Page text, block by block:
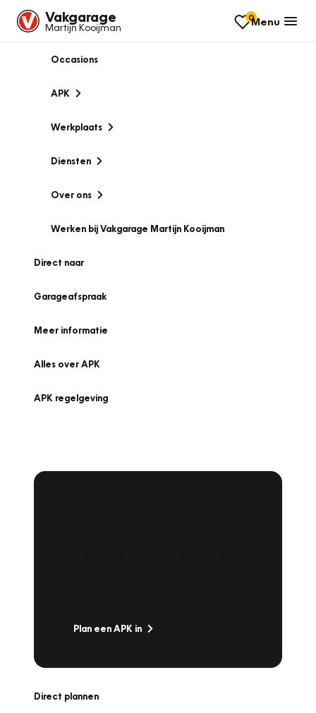
Vakgarage
Martijn Kooijman
0Menu
Occasions
APK
Werkplaats
Diensten
Over ons
Werken bij Vakgarage Martijn Kooijman
Direct naar
Garageafspraak
Meer informatie
Alles over APK
APK regelgeving
Plan een APK in
Direct plannen